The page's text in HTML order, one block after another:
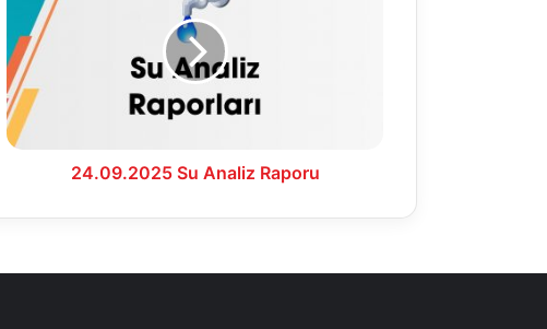
Analiz
Raporu
24.09.2025 Su Analiz Raporu